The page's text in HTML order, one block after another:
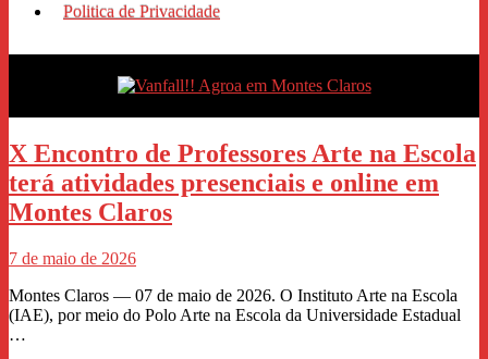
Politica de Privacidade
X Encontro de Professores Arte na Escola
terá atividades presenciais e online em
Montes Claros
7 de maio de 2026
Montes Claros — 07 de maio de 2026. O Instituto Arte na Escola
(IAE), por meio do Polo Arte na Escola da Universidade Estadual
…